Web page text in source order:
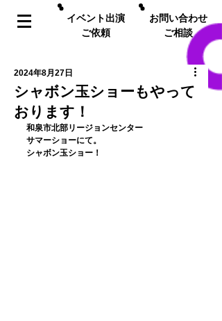
イベント出演
ご依頼
お問い合わせ
ご相談
シャボン玉ショーもやって
おります！
2024年8月27日
﻿和泉市北部リージョンセンター
サマーショーにて。
シャボン玉ショー！